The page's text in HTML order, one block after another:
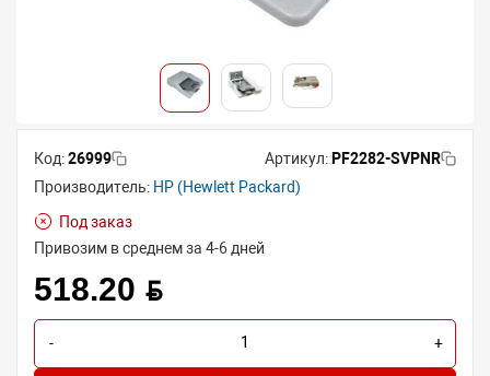
Код:26999 Артикул:PF2282-SVPNR
Производитель: HP (Hewlett Packard)
Под заказ
Привозим в среднем за 4-6 дней
518.20 BYN
- +